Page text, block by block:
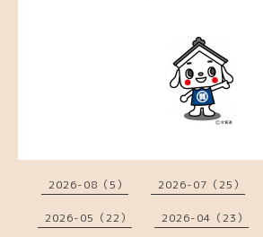
2026-08（5） 2026-07（25）
2026-05（22） 2026-04（23）